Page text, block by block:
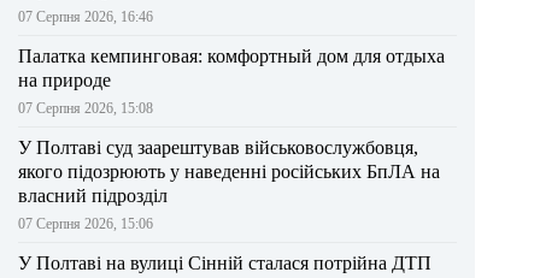
07 Серпня 2026, 16:46
Палатка кемпинговая: комфортный дом для отдыха
на природе
07 Серпня 2026, 15:08
У Полтаві суд заарештував військовослужбовця,
якого підозрюють у наведенні російських БпЛА на
власний підрозділ
07 Серпня 2026, 15:06
У Полтаві на вулиці Сінній сталася потрійна ДТП